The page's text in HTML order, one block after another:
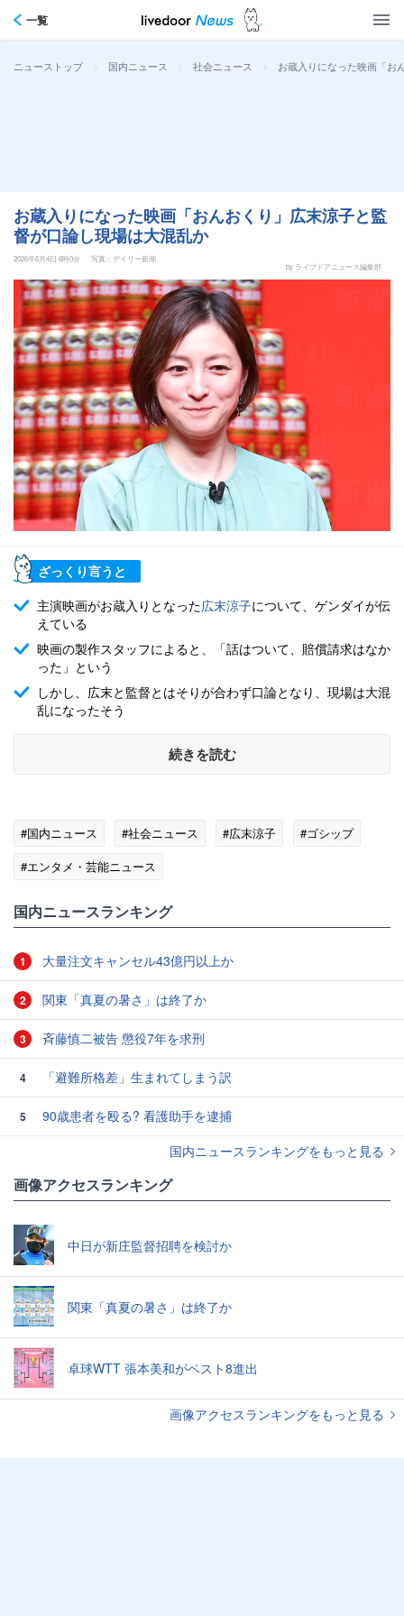
一覧
ニューストップ > 国内ニュース > 社会ニュース > お蔵入りになった映画「お
お蔵入りになった映画「おんおくり」広末涼子と監
督が口論し現場は大混乱か
2026年6月4日 6時0分
写真：デイリー新潮
by ライブドアニュース編集部
ざっくり言うと
主演映画がお蔵入りとなった広末涼子について、ゲンダイが伝
えている
映画の製作スタッフによると、「話はついて、賠償請求はなか
った」という
しかし、広末と監督とはそりが合わず口論となり、現場は大混
乱になったそう
続きを読む
#国内ニュース #社会ニュース #広末涼子
#ゴシップ
#エンタメ・芸能ニュース
国内ニュースランキング
1 大量注文キャンセル43億円以上か
2 関東「真夏の暑さ」は終了か
3 斉藤慎二被告 懲役7年を求刑
4 「避難所格差」生まれてしまう訳
5
90歳患者を殴る? 看護助手を逮捕
国内ニュースランキングをもっと見る
画像アクセスランキング
中日が新庄監督招聘を検討か
関東「真夏の暑さ」は終了か
卓球WTT 張本美和がベスト8進出
画像アクセスランキングをもっと見る